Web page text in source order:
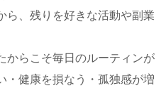
ら、残りを好きな活動や副業
からこそ毎日のルーティンが
・健康を損なう・孤独感が増